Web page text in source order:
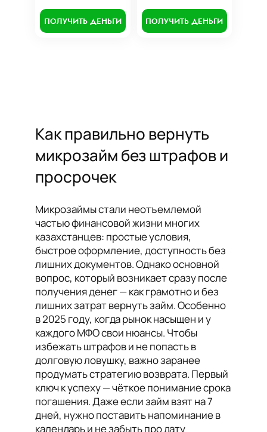
ПОЛУЧИТЬ ДЕНЬГИ ПОЛУЧИТЬ ДЕНЬГИ
Как правильно вернуть
микрозайм без штрафов и
просрочек
Микрозаймы стали неотъемлемой
частью финансовой жизни многих
казахстанцев: простые условия,
быстрое оформление, доступность без
лишних документов. Однако основной
вопрос, который возникает сразу после
получения денег — как грамотно и без
лишних затрат вернуть займ. Особенно
в 2025 году, когда рынок насыщен и у
каждого МФО свои нюансы. Чтобы
избежать штрафов и не попасть в
долговую ловушку, важно заранее
продумать стратегию возврата. Первый
ключ к успеху — чёткое понимание срока
погашения. Даже если займ взят на 7
дней, нужно поставить напоминание в
календарь и не забыть про дату